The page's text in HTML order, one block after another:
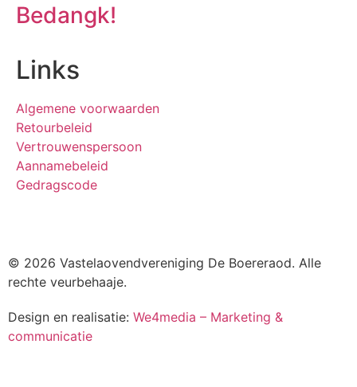
Bedangk!
Links
Algemene voorwaarden
Retourbeleid
Vertrouwenspersoon
Aannamebeleid
Gedragscode
© 2026 Vastelaovendvereniging De Boereraod. Alle
rechte veurbehaaje.
Design en realisatie: We4media – Marketing &
communicatie